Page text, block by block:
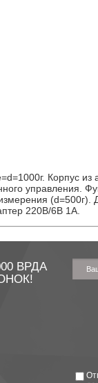
Корпус
управления.
220В/6В 1А.
ВРДА